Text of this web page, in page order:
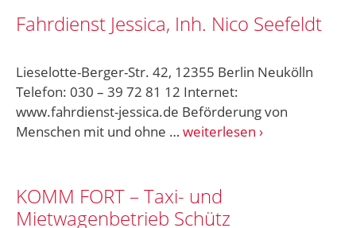
Fahrdienst Jessica, Inh. Nico Seefeldt
Lieselotte-Berger-Str. 42, 12355 Berlin Neukölln
Telefon: 030 – 39 72 81 12 Internet:
www.fahrdienst-jessica.de Beförderung von
Menschen mit und ohne … weiterlesen
KOMM FORT – Taxi- und
Mietwagenbetrieb Schütz